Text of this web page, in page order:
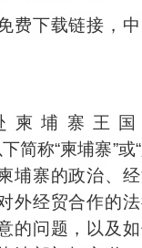
费下载链接，
埔寨王国
简称“柬埔寨”或
埔寨的政治、
外经贸合作的
的问题，以及如